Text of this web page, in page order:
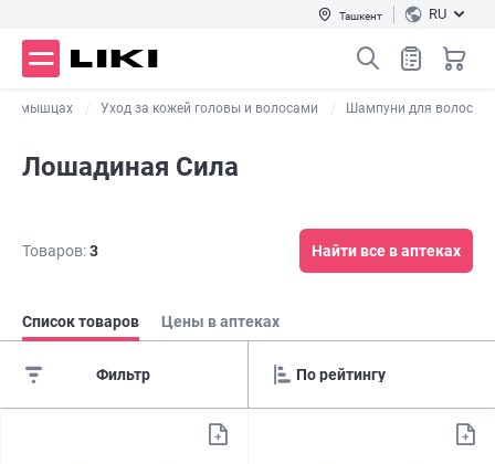
Ташкент RU
и мышцах Уход за кожей головы и волосами Шампуни для волос
Лошадиная Сила
Товаров:3 Найти все в аптеках
Список товаров Цены в аптеках
Фильтр